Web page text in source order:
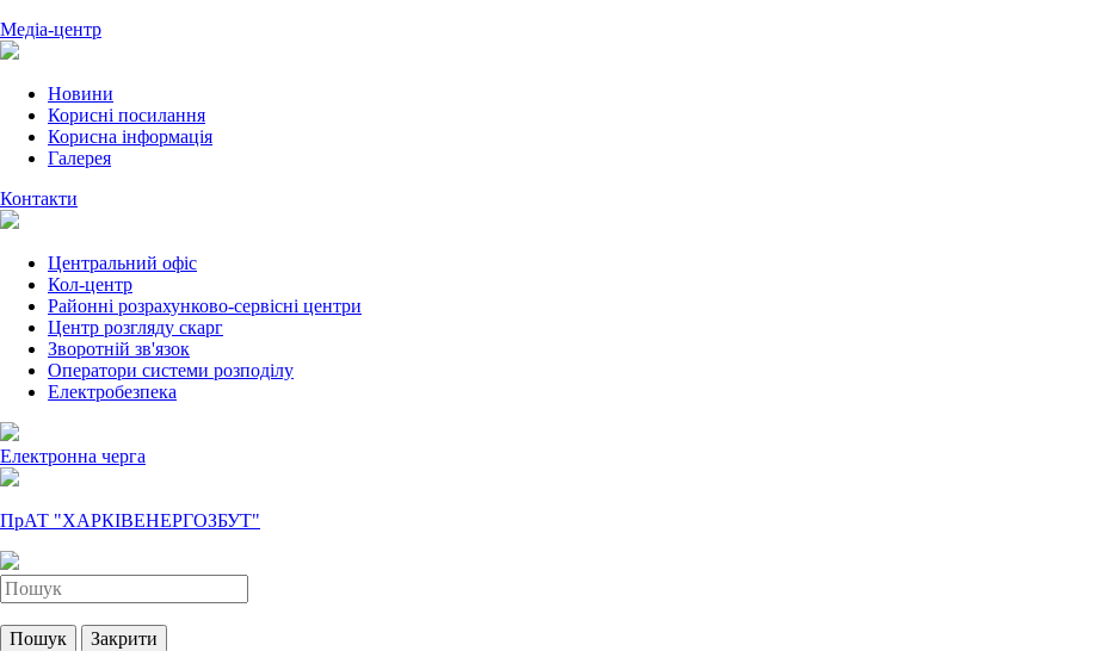
Медіа-центр
Новини
Корисні посилання
Корисна інформація
Галерея
Контакти
Центральний офіс
Кол-центр
Районні розрахунково-сервісні центри
Центр розгляду скарг
Зворотній зв'язок
Оператори системи розподілу
Електробезпека
Електронна черга
ПрАТ "ХАРКІВЕНЕРГОЗБУТ"
Пошук Закрити